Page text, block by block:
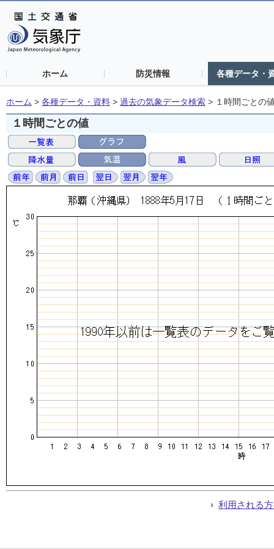
ホーム 防災情報 各種データ・
ホーム > 各種データ・資料 > 過去の気象データ検索 > １時間ごとの
１時間ごとの値
利用される